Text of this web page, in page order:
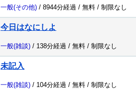
一般(その他) / 8944分経過 / 無料 / 制限なし
今日はなにしよ
一般(雑談) / 138分経過 / 無料 / 制限なし
未記入
一般(雑談) / 104分経過 / 無料 / 制限なし